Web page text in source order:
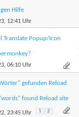
Hilfe
12:41 Uhr
Translate Popup/Icon
06:10 Uhr
gefunden Reload
found Reload site
23:45 Uhr 1 2